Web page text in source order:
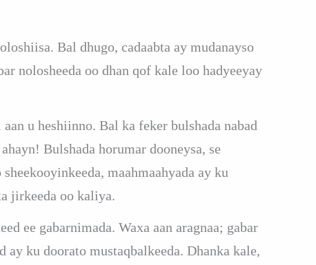
Bal dhugo, cadaabta ay mudanayso
nolosheeda oo dhan qof kale loo hadyeeyay
u heshiinno. Bal ka feker bulshada nabad
Bulshada horumar dooneysa, se
maahmaahyada ay ku
jirkeeda oo kaliya.
ee gabarnimada. Waxa aan aragnaa; gabar
ku doorato mustaqbalkeeda. Dhanka kale,